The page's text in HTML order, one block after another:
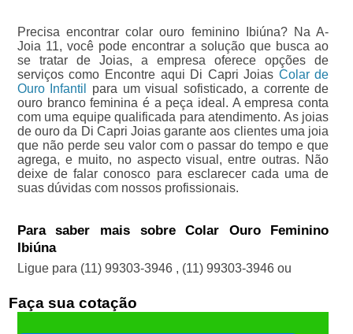
Precisa encontrar colar ouro feminino Ibiúna? Na A-
Joia 11, você pode encontrar a solução que busca ao
se tratar de Joias, a empresa oferece opções de
serviços como Encontre aqui Di Capri Joias Colar de
Ouro Infantil
para um visual sofisticado, a corrente de
ouro branco feminina é a peça ideal. A empresa conta
com uma equipe qualificada para atendimento. As joias
de ouro da Di Capri Joias garante aos clientes uma joia
que não perde seu valor com o passar do tempo e que
agrega, e muito, no aspecto visual, entre outras. Não
deixe de falar conosco para esclarecer cada uma de
suas dúvidas com nossos profissionais.
Para saber mais sobre Colar Ouro Feminino
Ibiúna
Ligue para (11) 99303-3946 , (11) 99303-3946 ou
Faça sua cotação